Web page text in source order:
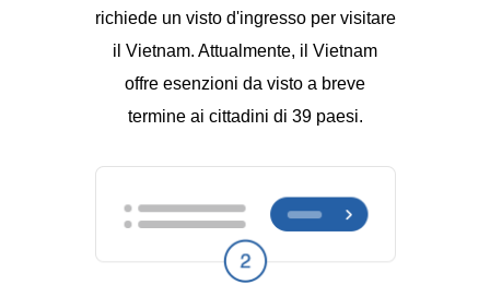
richiede un visto d'ingresso per visitare
il Vietnam. Attualmente, il Vietnam
offre esenzioni da visto a breve
termine ai cittadini di 39 paesi.